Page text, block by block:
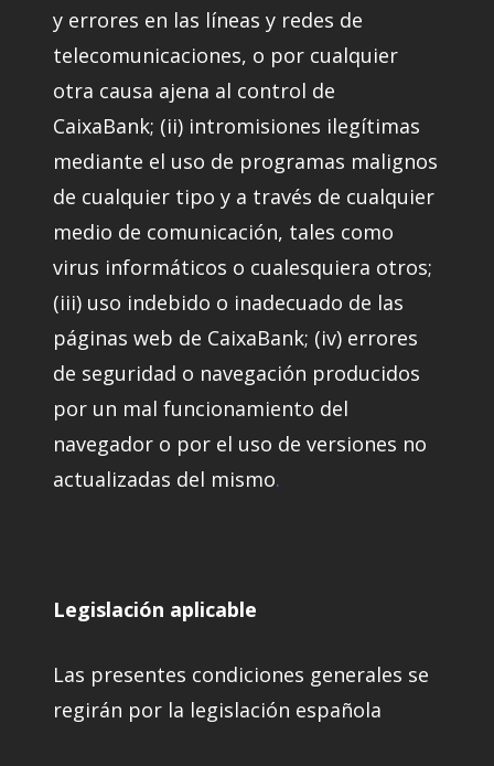
y errores en las líneas y redes de
telecomunicaciones, o por cualquier
otra causa ajena al control de
CaixaBank; (ii) intromisiones ilegítimas
mediante el uso de programas malignos
de cualquier tipo y a través de cualquier
medio de comunicación, tales como
virus informáticos o cualesquiera otros;
(iii) uso indebido o inadecuado de las
páginas web de CaixaBank; (iv) errores
de seguridad o navegación producidos
por un mal funcionamiento del
navegador o por el uso de versiones no
actualizadas del mismo.
Legislación aplicable
Las presentes condiciones generales se
regirán por la legislación española